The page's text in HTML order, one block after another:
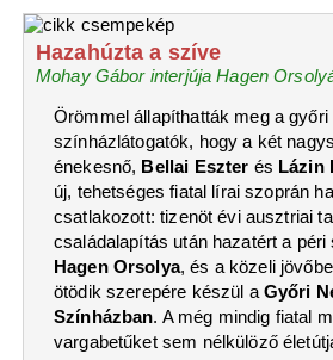
Hazahúzta a szíve
Mohay Gábor interjúja Hagen
Örömmel állapíthatták meg a győri
színházlátogatók, hogy a két
énekesnő, Bellai Eszter és Lázin
új, tehetséges fiatal lírai szoprán
csatlakozott: tizenöt évi ausztriai
családalapítás után hazatért a
Hagen Orsolya, és a közeli
ötödik szerepére készül a Győri
Színházban. A még mindig fiatal
vargabetűket sem nélkülöző